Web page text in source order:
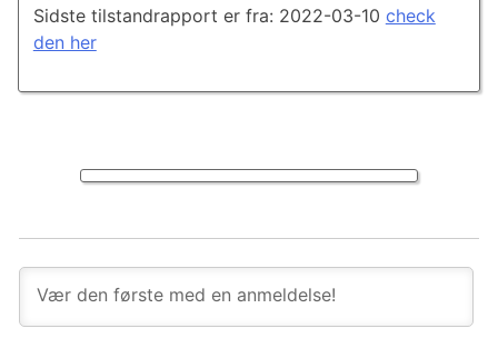
Sidste tilstandrapport er fra: 2022-03-10 check
den her